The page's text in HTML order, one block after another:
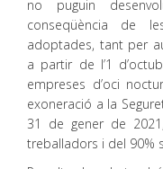
no puguin
conseqüència de
adoptades, tant per
a partir de l’1
empreses d’oci
exoneració a la
31 de gener de
treballadors i del 90%